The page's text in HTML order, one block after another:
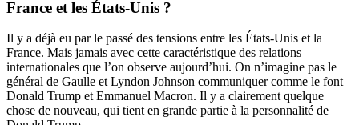
France et les États-Unis ?
Il y a déjà eu par le passé des tensions entre les États-Unis et la
France. Mais jamais avec cette caractéristique des relations
internationales que l’on observe aujourd’hui. On n’imagine pas le
général de Gaulle et Lyndon Johnson communiquer comme le font
Donald Trump et Emmanuel Macron. Il y a clairement quelque
chose de nouveau, qui tient en grande partie à la personnalité de